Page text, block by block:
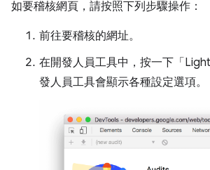
如要稽核網頁，請按照下列步驟操作：
前往要稽核的網址。
在開發人員工具中，按一下「
發人員工具會顯示各種設定選項。